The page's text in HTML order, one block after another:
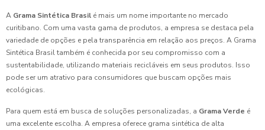
A Grama Sintética Brasil é mais um nome importante no mercado
curitibano. Com uma vasta gama de produtos, a empresa se destaca pela
variedade de opções e pela transparência em relação aos preços. A Grama
Sintética Brasil também é conhecida por seu compromisso com a
sustentabilidade, utilizando materiais recicláveis em seus produtos. Isso
pode ser um atrativo para consumidores que buscam opções mais
ecológicas.
Para quem está em busca de soluções personalizadas, a Grama Verde é
uma excelente escolha. A empresa oferece grama sintética de alta